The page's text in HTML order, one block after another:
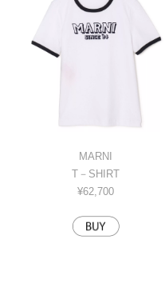
MARNI
T－SHIRT
¥62,700